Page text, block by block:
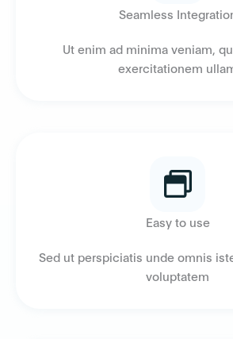
Seamless
Ut enim ad minima veniam,
exercitationem
Easy to use
Sed ut perspiciatis unde omnis
voluptatem